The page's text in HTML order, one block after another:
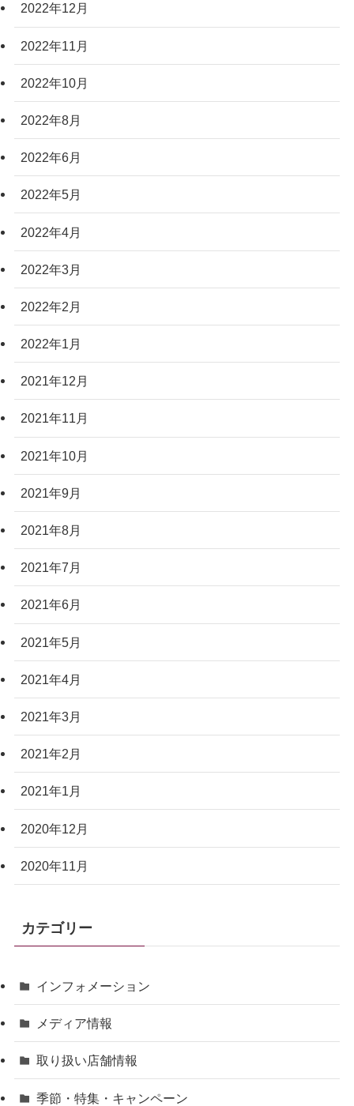
2022年12月
2022年11月
2022年10月
2022年8月
2022年6月
2022年5月
2022年4月
2022年3月
2022年2月
2022年1月
2021年12月
2021年11月
2021年10月
2021年9月
2021年8月
2021年7月
2021年6月
2021年5月
2021年4月
2021年3月
2021年2月
2021年1月
2020年12月
2020年11月
カテゴリー
インフォメーション
メディア情報
取り扱い店舗情報
季節・特集・キャンペーン